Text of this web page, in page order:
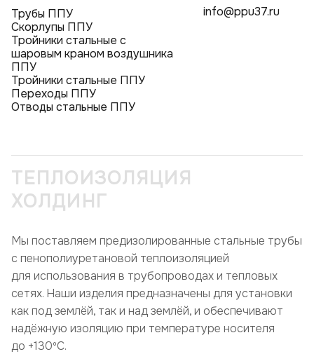
Трубы ППУ
Скорлупы ППУ
Тройники стальные с
шаровым краном воздушника
ППУ
Тройники стальные ППУ
Переходы ППУ
Отводы стальные ППУ
info@ppu37.ru
ТЕПЛОИЗОЛЯЦИЯ
ХОЛДИНГ
Мы поставляем предизолированные стальные трубы
с пенополиуретановой теплоизоляцией
для использования в трубопроводах и тепловых
сетях. Наши изделия предназначены для установки
как под землёй, так и над землёй, и обеспечивают
надёжную изоляцию при температуре носителя
до +130ºC.